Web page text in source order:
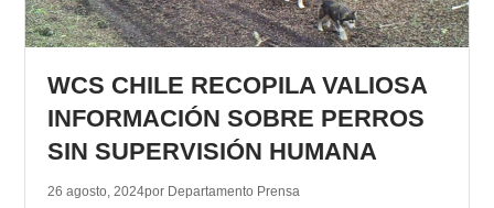
WCS CHILE RECOPILA VALIOSA
INFORMACIÓN SOBRE PERROS
SIN SUPERVISIÓN HUMANA
26 agosto, 2024por Departamento Prensa